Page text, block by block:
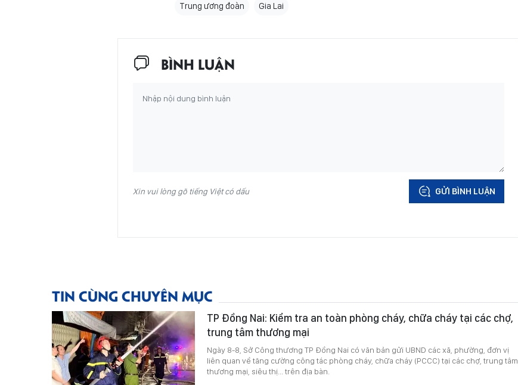
Trung ương đoàn Gia Lai
BÌNH LUẬN
Xin vui lòng gõ tiếng Việt có dấu GỬI BÌNH LUẬN
TIN CÙNG CHUYÊN MỤC
TP Đồng Nai: Kiểm tra an toàn phòng cháy, chữa cháy tại các chợ,
trung tâm thương mại
Ngày 8-8, Sở Công thương TP Đồng Nai có văn bản gửi UBND các xã, phường, đơn vị
liên quan về tăng cường công tác phòng cháy, chữa cháy (PCCC) tại các chợ, trung tâm
thương mại, siêu thị... trên địa bàn.